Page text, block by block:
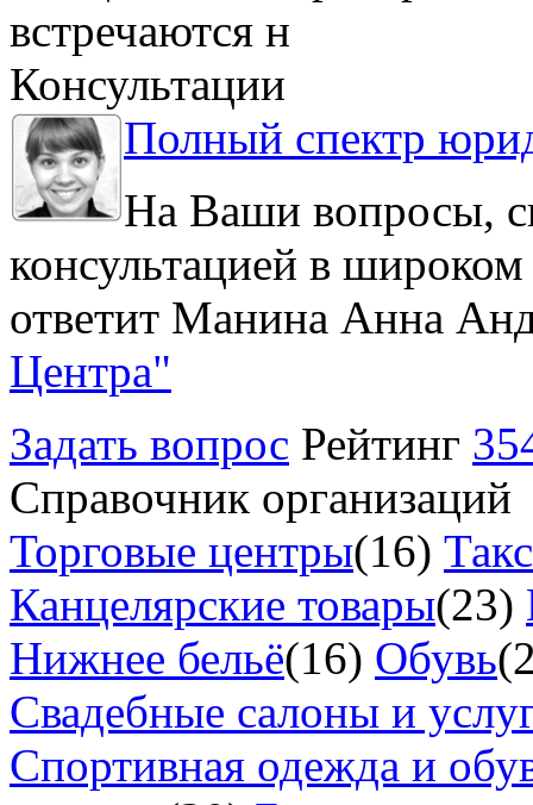
встречаются н
Консультации
Полный спектр
На Ваши вопросы,
консультацией в
ответит Манина Анна
Центра"
Задать вопрос Рейтинг
Справочник организаций
Торговые центры(16)
Канцелярские товары(23)
Нижнее бельё(16) Обувь
Свадебные салоны и
Спортивная одежда и